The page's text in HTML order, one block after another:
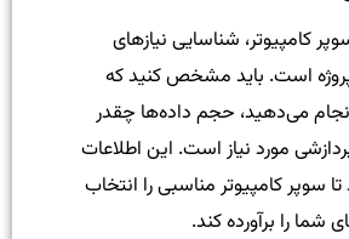
کامپیوتر، شناسایی نیازهای
پروژه است. باید مشخص کنید که
می‌دهید، حجم داده‌ها چقدر
مورد نیاز است. این اطلاعات
سوپر کامپیوتر مناسبی را انتخاب
شما را برآورده کند.